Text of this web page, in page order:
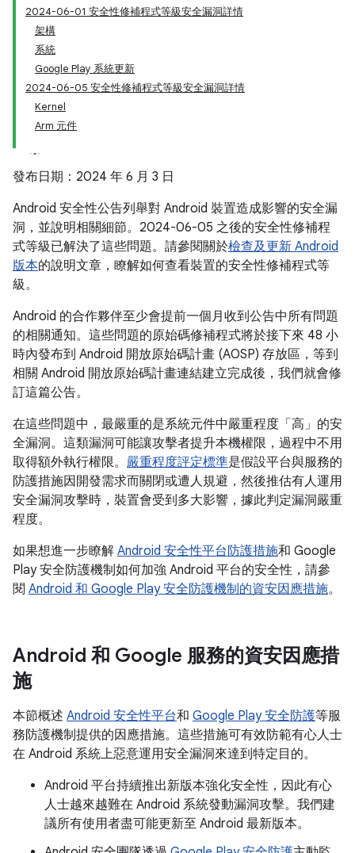
2024-06-01 安全性修補程式等級安全漏洞詳情
架構
系統
Google Play 系統更新
2024-06-05 安全性修補程式等級安全漏洞詳情
Kernel
Arm 元件
發布日期：2024 年 6 月 3 日
Android 安全性公告列舉對 Android 裝置造成影響的安全漏
洞，並說明相關細節。2024-06-05 之後的安全性修補程
式等級已解決了這些問題。請參閱關於檢查及更新 Android
版本的說明文章，瞭解如何查看裝置的安全性修補程式等
級。
Android 的合作夥伴至少會提前一個月收到公告中所有問題
的相關通知。這些問題的原始碼修補程式將於接下來 48 小
時內發布到 Android 開放原始碼計畫 (AOSP) 存放區，等到
相關 Android 開放原始碼計畫連結建立完成後，我們就會修
訂這篇公告。
在這些問題中，最嚴重的是系統元件中嚴重程度「高」的安
全漏洞。這類漏洞可能讓攻擊者提升本機權限，過程中不用
取得額外執行權限。 嚴重程度評定標準是假設平台與服務的
防護措施因開發需求而關閉或遭人規避，然後推估有人運用
安全漏洞攻擊時，裝置會受到多大影響，據此判定漏洞嚴重
程度。
如果想進一步瞭解 Android 安全性平台防護措施和 Google
Play 安全防護機制如何加強 Android 平台的安全性，請參
閱 Android 和 Google Play 安全防護機制的資安因應措施。
Android 和 Google 服務的資安因應措
施
本節概述 Android 安全性平台和 Google Play 安全防護等服
務防護機制提供的因應措施。這些措施可有效防範有心人士
在 Android 系統上惡意運用安全漏洞來達到特定目的。
Android 平台持續推出新版本強化安全性，因此有心
人士越來越難在 Android 系統發動漏洞攻擊。我們建
議所有使用者盡可能更新至 Android 最新版本。